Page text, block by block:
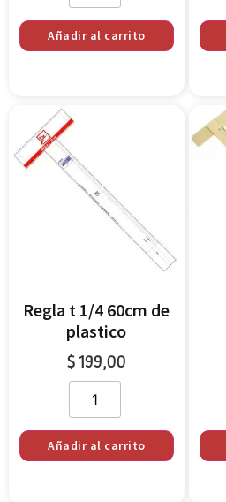
Añadir al carrito
Regla t 1/4 60cm de
plastico
$199,00
Añadir al carrito